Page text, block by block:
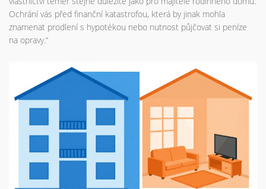
Ochrání vás před finanční katastrofou, která by jinak mohla
znamenat prodlení s hypotékou nebo nutnost půjčovat si peníze
na opravy.“